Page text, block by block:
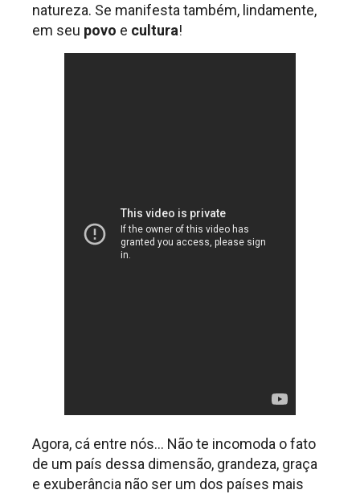
natureza. Se manifesta também, lindamente,
em seu povo e cultura!
Agora, cá entre nós… Não te incomoda o fato
de um país dessa dimensão, grandeza, graça
e exuberância não ser um dos países mais